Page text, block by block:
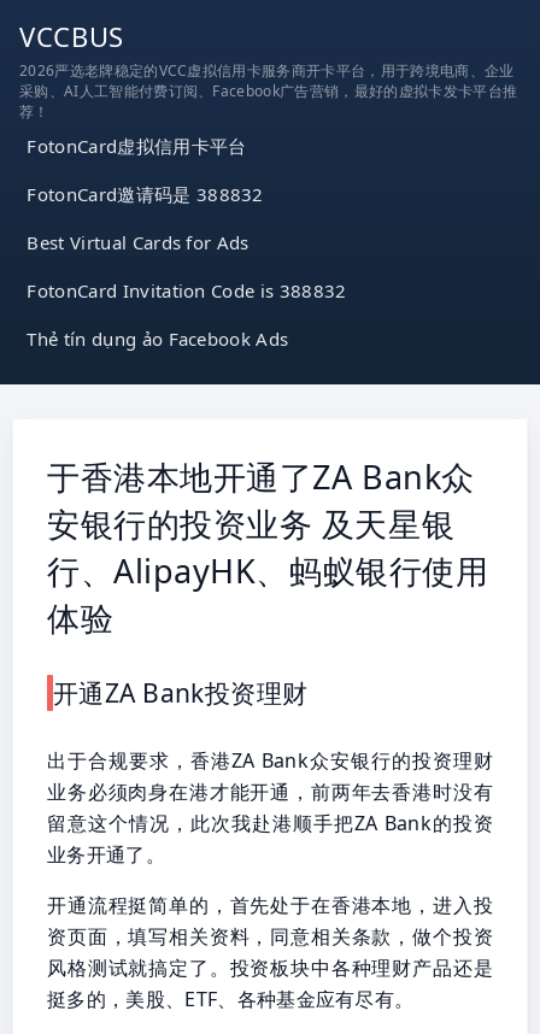
VCCBUS
2026严选老牌稳定的VCC虚拟信用卡服务商开卡平台，用于跨境电商、企业
采购、AI人工智能付费订阅、Facebook广告营销，最好的虚拟卡发卡平台推
荐！
FotonCard虚拟信用卡平台
FotonCard邀请码是 388832
Best Virtual Cards for Ads
FotonCard Invitation Code is 388832
Thẻ tín dụng ảo Facebook Ads
于香港本地开通了ZA Bank众
安银行的投资业务 及天星银
行、AlipayHK、蚂蚁银行使用
体验
开通ZA Bank投资理财
出于合规要求，香港ZA Bank众安银行的投资理财
业务必须肉身在港才能开通，前两年去香港时没有
留意这个情况，此次我赴港顺手把ZA Bank的投资
业务开通了。
开通流程挺简单的，首先处于在香港本地，进入投
资页面，填写相关资料，同意相关条款，做个投资
风格测试就搞定了。投资板块中各种理财产品还是
挺多的，美股、ETF、各种基金应有尽有。